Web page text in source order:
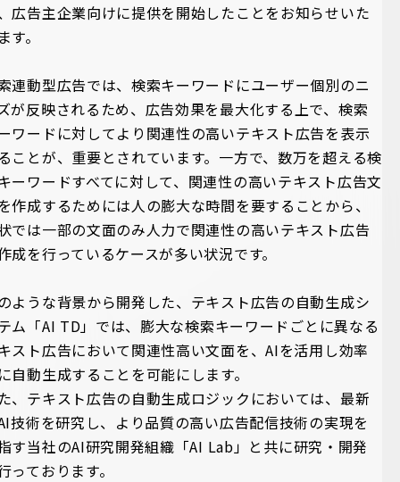
広告主企業向けに提供を開始したことをお知らせいた
す。
連動型広告では、検索キーワードにユーザー個別のニ
が反映されるため、広告効果を最大化する上で、検索
ワードに対してより関連性の高いテキスト広告を表示
ことが、重要とされています。一方で、数万を超える検
ーワードすべてに対して、関連性の高いテキスト広告文
作成するためには人の膨大な時間を要することから、
では一部の文面のみ人力で関連性の高いテキスト広告
成を行っているケースが多い状況です。
ような背景から開発した、テキスト広告の自動生成シ
ム「AI TD」では、膨大な検索キーワードごとに異なる
スト広告において関連性高い文面を、AIを活用し効率
自動生成することを可能にします。
、テキスト広告の自動生成ロジックにおいては、最新
技術を研究し、より品質の高い広告配信技術の実現を
す当社のAI研究開発組織「AI Lab」と共に研究・開発
っております。